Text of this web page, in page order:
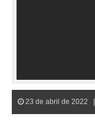
23 de abril de 2022 |